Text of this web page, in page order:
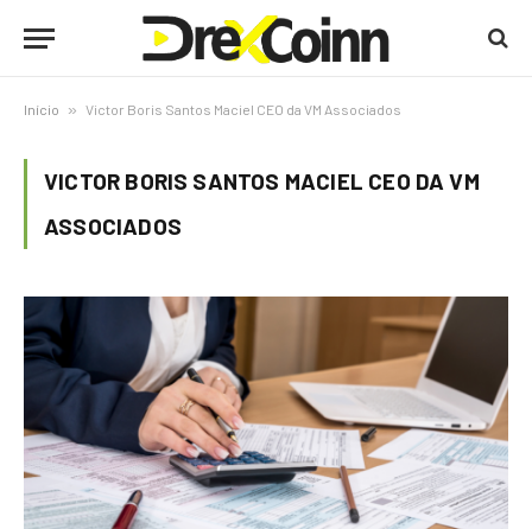
Início » Victor Boris Santos Maciel CEO da VM Associados
VICTOR BORIS SANTOS MACIEL CEO DA VM
ASSOCIADOS